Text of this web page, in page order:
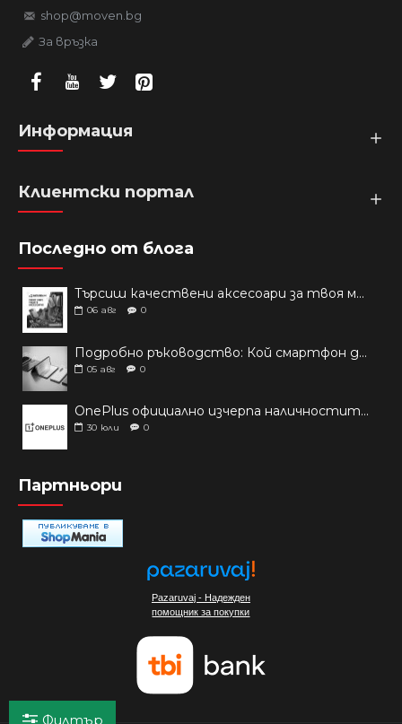
Филтър
shop@moven.bg
За връзка
Информация
Клиентски портал
Последно от блога
Търсиш качествени аксесоари за твоя модел? Как правилно да защитим новия си смартфон: Ръководство за аксесоари през 2026 г.
06 авг 0
Подробно ръководство: Кой смартфон да купиш през 2026 г.?
05 авг 0
OnePlus официално изчерпа наличностите си от телефони на основни пазари
30 юли 0
Партньори
Pazaruvaj - Надежден
помощник за покупки